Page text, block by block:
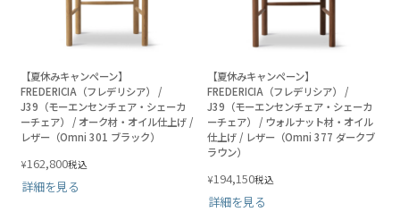
【夏休みキャンペーン】
FREDERICIA（フレデリシア） /
J39（モーエンセンチェア・シェーカ
ーチェア） / オーク材・オイル仕上げ /
レザー（Omni 301 ブラック）
¥162,800税込
詳細を見る
【夏休みキャンペーン】
FREDERICIA（フレデリシア） /
J39（モーエンセンチェア・シェーカ
ーチェア） / ウォルナット材・オイル
仕上げ / レザー（Omni 377 ダークブ
ラウン）
¥194,150税込
詳細を見る